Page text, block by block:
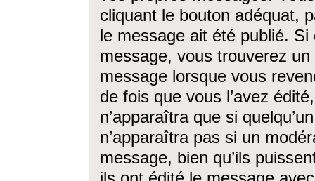
cliquant le bouton adéquat,
le message ait été publié. Si
message, vous trouverez
message lorsque vous
de fois que vous l’avez
n’apparaîtra que si
n’apparaîtra pas si un
message, bien qu’ils